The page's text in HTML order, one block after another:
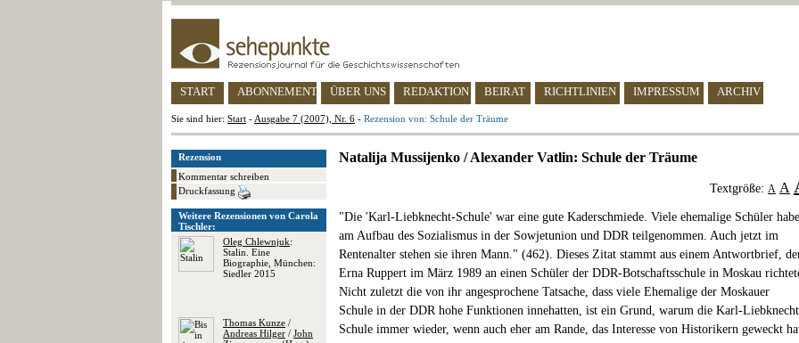
START ABONNEMENT ÜBER UNS REDAKTION BEIRAT RICHTLINIEN IMPRESSUM ARCHIV
Sie sind hier: Start - Ausgabe 7 (2007), Nr. 6 - Rezension von: Schule der Träume
Rezension
Kommentar schreiben
Druckfassung
Weitere Rezensionen von Carola
Tischler:
Oleg Chlewnjuk:
Stalin. Eine
Biographie, München:
Siedler 2015
Thomas Kunze /
Andreas Hilger / John
Natalija Mussijenko / Alexander Vatlin: Schule der Träume
Textgröße: A A
"Die 'Karl-Liebknecht-Schule' war eine gute Kaderschmiede. Viele ehemalige Schüler
am Aufbau des Sozialismus in der Sowjetunion und DDR teilgenommen. Auch jetzt im
Rentenalter stehen sie ihren Mann." (462). Dieses Zitat stammt aus einem Antwortbrief,
Erna Ruppert im März 1989 an einen Schüler der DDR-Botschaftsschule in Moskau
Nicht zuletzt die von ihr angesprochene Tatsache, dass viele Ehemalige der Moskauer
Schule in der DDR hohe Funktionen innehatten, ist ein Grund, warum die Karl-
Schule immer wieder, wenn auch eher am Rande, das Interesse von Historikern geweckt